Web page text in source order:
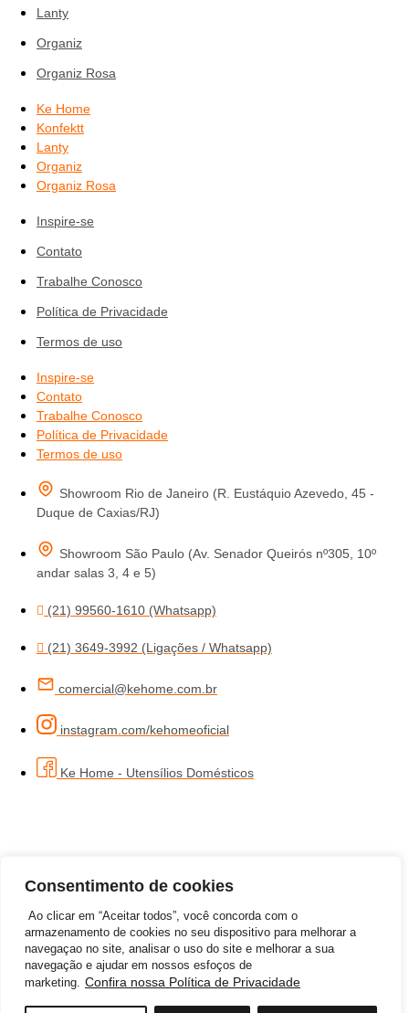
Consentimento de cookies
Ao clicar em “Aceitar todos”, você concorda com o
armazenamento de cookies no seu dispositivo para melhorar a
navegaçao no site, analisar o uso do site e melhorar a sua
navegação e ajudar em nossos esfoços de
marketing. Confira nossa Política de Privacidade
Lanty
Organiz
Organiz Rosa
Ke Home
Konfektt
Lanty
Organiz
Organiz Rosa
Inspire-se
Contato
Trabalhe Conosco
Política de Privacidade
Termos de uso
Inspire-se
Contato
Trabalhe Conosco
Política de Privacidade
Termos de uso
Showroom Rio de Janeiro (R. Eustáquio Azevedo, 45 -
Duque de Caxias/RJ)
Showroom São Paulo (Av. Senador Queirós nº305, 10º
andar salas 3, 4 e 5)
(21) 99560-1610 (Whatsapp)
(21) 3649-3992 (Ligações / Whatsapp)
comercial@kehome.com.br
instagram.com/kehomeoficial
Ke Home - Utensílios Domésticos